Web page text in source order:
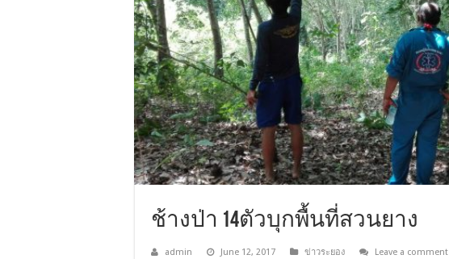
ช้างป่า 14ตัวบุกพื้นที่สวนยาง
admin June 12, 2017 ข่าวระยอง Leave a comment